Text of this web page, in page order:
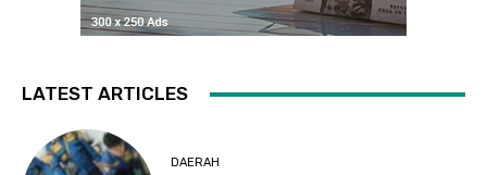
LATEST ARTICLES
DAERAH